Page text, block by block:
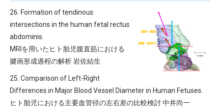
26. Formation of tendinous
intersections in the human fetal rectus
abdominis.
MRIを用いたヒト胎児腹直筋における
腱画形成過程の解析 岩佐結生
25. Comparison of Left-Right
Differences in Major Blood Vessel Diameter in Human Fetuses.
ヒト胎児における主要血管径の左右差の比較検討 中井尚一